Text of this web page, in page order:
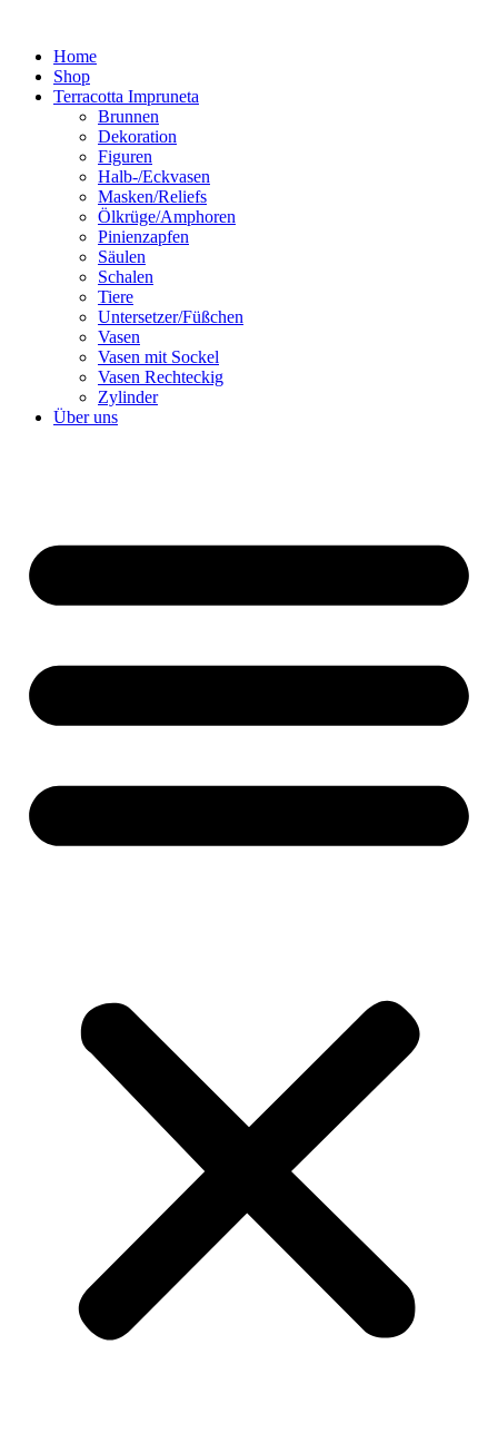
springenHome
Shop
Terracotta Impruneta
Brunnen
Dekoration
Figuren
Halb-/Eckvasen
Masken/Reliefs
Ölkrüge/Amphoren
Pinienzapfen
Säulen
Schalen
Tiere
Untersetzer/Füßchen
Vasen
Vasen mit Sockel
Vasen Rechteckig
Zylinder
Über uns